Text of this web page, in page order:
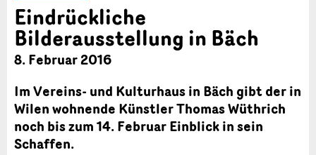
Eindrückliche
Bilderausstellung in Bäch
8. Februar 2016
Im Vereins- und Kulturhaus in Bäch gibt der in
Wilen wohnende Künstler Thomas Wüthrich
noch bis zum 14. Februar Einblick in sein
Schaffen.